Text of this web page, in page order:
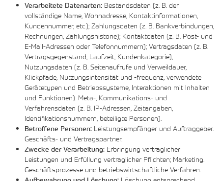
Verarbeitete Datenarten: Bestandsdaten (z. B. der
vollständige Name, Wohnadresse, Kontaktinformationen,
Kundennummer, etc.); Zahlungsdaten (z. B. Bankverbindungen,
Rechnungen, Zahlungshistorie); Kontaktdaten (z. B. Post- und
E-Mail-Adressen oder Telefonnummern); Vertragsdaten (z. B.
Vertragsgegenstand, Laufzeit, Kundenkategorie);
Nutzungsdaten (z. B. Seitenaufrufe und Verweildauer,
Klickpfade, Nutzungsintensität und -frequenz, verwendete
Gerätetypen und Betriebssysteme, Interaktionen mit Inhalten
und Funktionen). Meta-, Kommunikations- und
Verfahrensdaten (z. B. IP-Adressen, Zeitangaben,
Identifikationsnummern, beteiligte Personen).
Betroffene Personen: Leistungsempfänger und Auftraggeber.
Geschäfts- und Vertragspartner.
Zwecke der Verarbeitung: Erbringung vertraglicher
Leistungen und Erfüllung vertraglicher Pflichten; Marketing.
Geschäftsprozesse und betriebswirtschaftliche Verfahren.